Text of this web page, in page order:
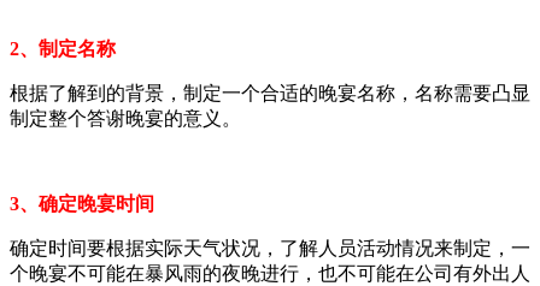
2、制定名称
根据了解到的背景，制定一个合适的晚宴名称，名称需要凸显
制定整个答谢晚宴的意义。
3、确定晚宴时间
确定时间要根据实际天气状况，了解人员活动情况来制定，一
个晚宴不可能在暴风雨的夜晚进行，也不可能在公司有外出人